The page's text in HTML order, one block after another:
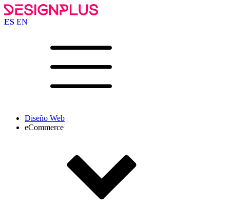
ES EN
Diseño Web
eCommerce